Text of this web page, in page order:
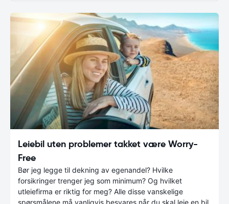
Leiebil uten problemer takket være Worry-
Free
Bør jeg legge til dekning av egenandel? Hvilke
forsikringer trenger jeg som minimum? Og hvilket
utleiefirma er riktig for meg? Alle disse vanskelige
spørsmålene må vanligvis besvares når du skal leie en bil